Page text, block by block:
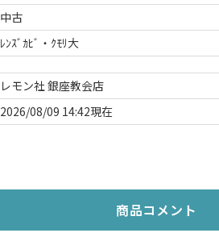
中古
ﾚﾝｽﾞｶﾋﾞ・ｸﾓﾘ大
レモン社 銀座教会店
2026/08/09 14:42現在
商品コメント